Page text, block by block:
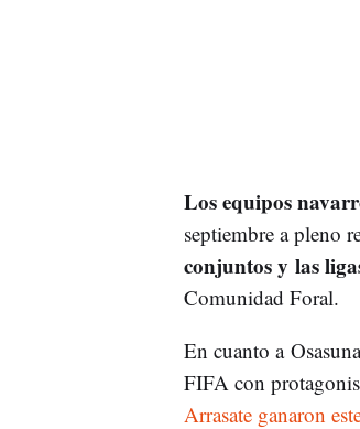
Los equipos
septiembre a pleno
conjuntos y las
Comunidad Foral.
En cuanto a
FIFA con
Arrasate ganaron